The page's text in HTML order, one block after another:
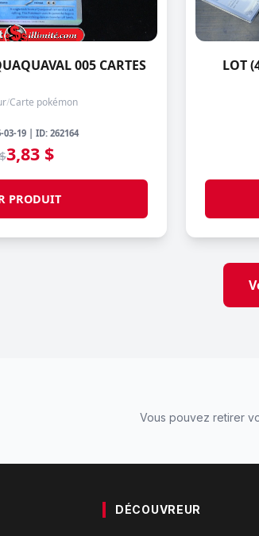
005 CARTES
/Carte pokémon
03-19 | ID: 262164
3,83 $
PRODUIT
LOT
Vous pouvez retirer
DÉCOUVREUR